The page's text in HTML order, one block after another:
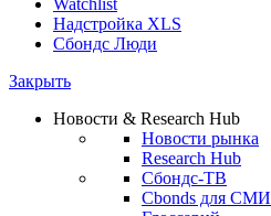
Надстройка XLS
Сбондс Люди
Закрыть
Новости & Research Hub
Новости рынка
Research Hub
Сбондс-ТВ
Cbonds для СМИ